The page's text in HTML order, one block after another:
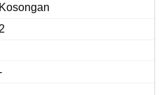
Kosongan
2